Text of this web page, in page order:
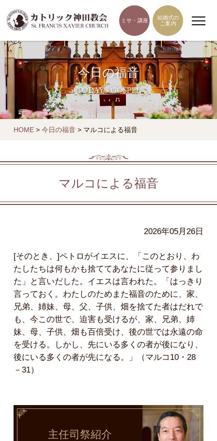
ミサ・講座
結婚式の
ご案内
今日の福音
TODAY'S GOSPEL
HOME > 今日の福音 > マルコによる福音
マルコによる福音
2026年05月26日
[そのとき、]ペトロがイエスに、「このとおり、わ
たしたちは何もかも捨ててあなたに従って参りまし
た」と言いだした。イエスは言われた。「はっきり
言っておく。わたしのためまた福音のために、家、
兄弟、姉妹、母、父、子供、畑を捨てた者はだれで
も、今この世で、迫害も受けるが、家、兄弟、姉
妹、母、子供、畑も百倍受け、後の世では永遠の命
を受ける。しかし、先にいる多くの者が後になり、
後にいる多くの者が先になる。」（マルコ10・28
－31）
主任司祭紹介